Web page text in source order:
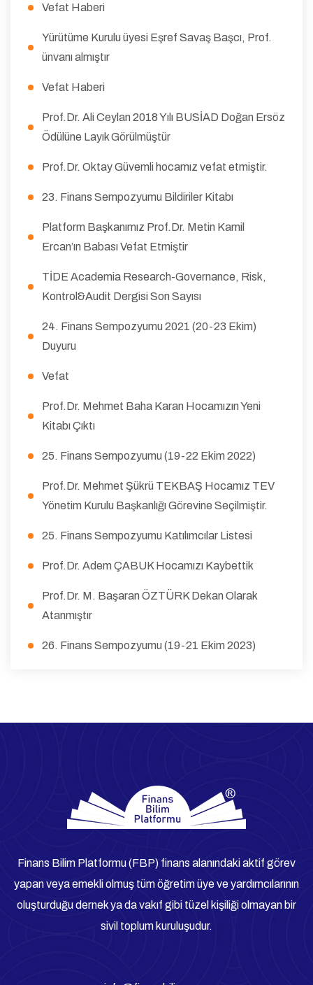
Vefat Haberi
Yürütüme Kurulu üyesi Eşref Savaş Başcı, Prof.
ünvanı almıştır
Vefat Haberi
Prof.Dr. Ali Ceylan 2018 Yılı BUSİAD Doğan Ersöz
Ödülüne Layık Görülmüştür
Prof.Dr. Oktay Güvemli hocamız vefat etmiştir.
23. Finans Sempozyumu Bildiriler Kitabı
Platform Başkanımız Prof.Dr. Metin Kamil
Ercan’ın Babası Vefat Etmiştir
TİDE Academia Research-Governance, Risk,
Kontrol&Audit Dergisi Son Sayısı
24. Finans Sempozyumu 2021 (20-23 Ekim)
Duyuru
Vefat
Prof.Dr. Mehmet Baha Karan Hocamızın Yeni
Kitabı Çıktı
25. Finans Sempozyumu (19-22 Ekim 2022)
Prof.Dr. Mehmet Şükrü TEKBAŞ Hocamız TEV
Yönetim Kurulu Başkanlığı Görevine Seçilmiştir.
25. Finans Sempozyumu Katılımcılar Listesi
Prof.Dr. Adem ÇABUK Hocamızı Kaybettik
Prof.Dr. M. Başaran ÖZTÜRK Dekan Olarak
Atanmıştır
26. Finans Sempozyumu (19-21 Ekim 2023)
Finans Bilim Platformu (FBP) finans alanındaki aktif görev
yapan veya emekli olmuş tüm öğretim üye ve yardımcılarının
oluşturduğu dernek ya da vakıf gibi tüzel kişiliği olmayan bir
sivil toplum kuruluşudur.